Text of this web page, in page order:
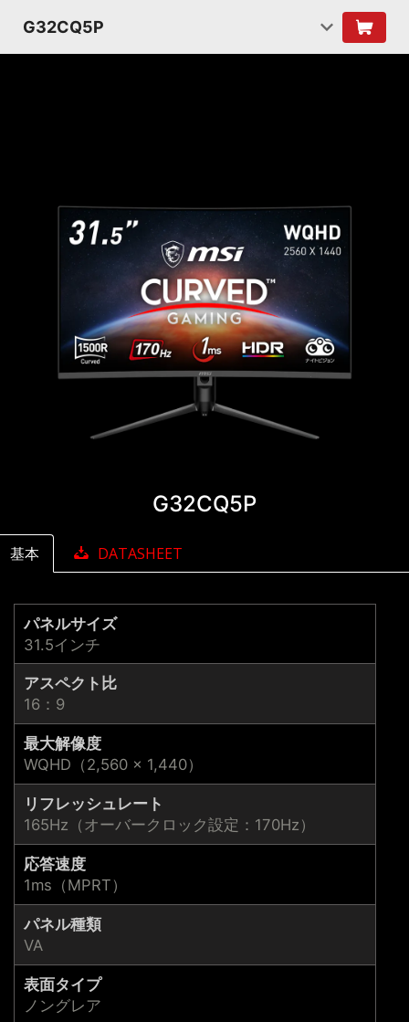
G32CQ5P
G32CQ5P
基本 DATASHEET
パネルサイズ
31.5インチ
アスペクト比
16：9
最大解像度
WQHD（2,560 × 1,440）
リフレッシュレート
165Hz（オーバークロック設定：170Hz）
応答速度
1ms（MPRT）
パネル種類
VA
表面タイプ
ノングレア